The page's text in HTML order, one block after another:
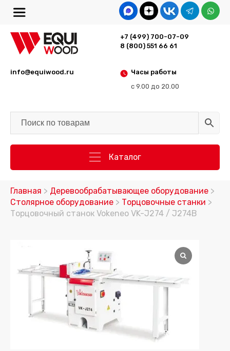
+7 (499) 700-07-09
8 (800) 551 66 61
Часы работы
с 9.00 до 20.00
info@equiwood.ru
Каталог
Главная > Деревообрабатывающее оборудование >
Столярное оборудование > Торцовочные станки >
Торцовочный станок Vokeneo VK-J274 / J274B